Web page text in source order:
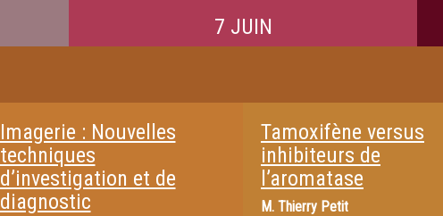
7 JUIN
Imagerie : Nouvelles
techniques
d’investigation et de
diagnostic
Tamoxifène versus
inhibiteurs de
l’aromatase
M. Thierry Petit